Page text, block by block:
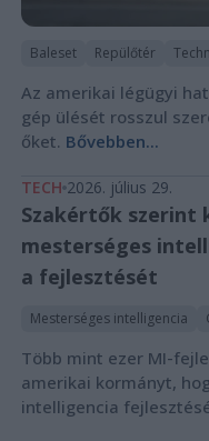
Baleset Repülőtér
Az amerikai légügyi
gép ülését rosszul
őket. Bővebben...
TECH 2026. július 29.
Szakértők szerint
mesterséges
a fejlesztését
Mesterséges intelligencia
Több mint ezer MI-
amerikai kormányt,
intelligencia